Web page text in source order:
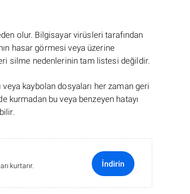
olur. Bilgisayar virüsleri tarafından
hasar görmesi veya üzerine
silme nedenlerinin tam listesi değildir.
kaybolan dosyaları her zaman geri
bu veya benzeyen hatayı
kurtarır. İndirin